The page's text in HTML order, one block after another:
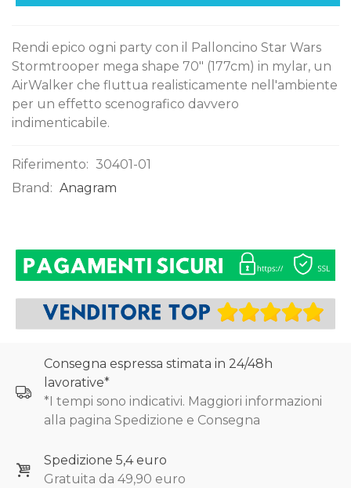
Rendi epico ogni party con il Palloncino Star Wars
Stormtrooper mega shape 70" (177cm) in mylar, un
AirWalker che fluttua realisticamente nell'ambiente
per un effetto scenografico davvero
indimenticabile.
Riferimento: 30401-01
Brand: Anagram
Consegna espressa stimata in 24/48h
lavorative*
*I tempi sono indicativi. Maggiori informazioni
alla pagina Spedizione e Consegna
Spedizione 5,4 euro
Gratuita da 49,90 euro